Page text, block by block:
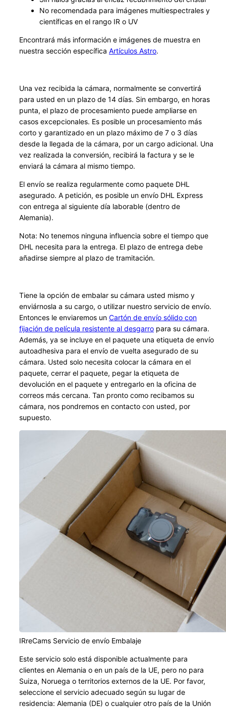
No recomendada para imágenes multiespectrales y
científicas en el rango IR o UV
Encontrará más información e imágenes de muestra en
nuestra sección específica Artículos Astro.
Una vez recibida la cámara, normalmente se convertirá
para usted en un plazo de 14 días. Sin embargo, en horas
punta, el plazo de procesamiento puede ampliarse en
casos excepcionales. Es posible un procesamiento más
corto y garantizado en un plazo máximo de 7 o 3 días
desde la llegada de la cámara, por un cargo adicional. Una
vez realizada la conversión, recibirá la factura y se le
enviará la cámara al mismo tiempo.
El envío se realiza regularmente como paquete DHL
asegurado. A petición, es posible un envío DHL Express
con entrega al siguiente día laborable (dentro de
Alemania).
Nota: No tenemos ninguna influencia sobre el tiempo que
DHL necesita para la entrega. El plazo de entrega debe
añadirse siempre al plazo de tramitación.
Tiene la opción de embalar su cámara usted mismo y
enviárnosla a su cargo, o utilizar nuestro servicio de envío.
Entonces le enviaremos un Cartón de envío sólido con
fijación de película resistente al desgarro para su cámara.
Además, ya se incluye en el paquete una etiqueta de envío
autoadhesiva para el envío de vuelta asegurado de su
cámara. Usted solo necesita colocar la cámara en el
paquete, cerrar el paquete, pegar la etiqueta de
devolución en el paquete y entregarlo en la oficina de
correos más cercana. Tan pronto como recibamos su
cámara, nos pondremos en contacto con usted, por
supuesto.
IRreCams Servicio de envío Embalaje
Este servicio solo está disponible actualmente para
clientes en Alemania o en un país de la UE, pero no para
Suiza, Noruega o territorios externos de la UE. Por favor,
seleccione el servicio adecuado según su lugar de
residencia: Alemania (DE) o cualquier otro país de la Unión